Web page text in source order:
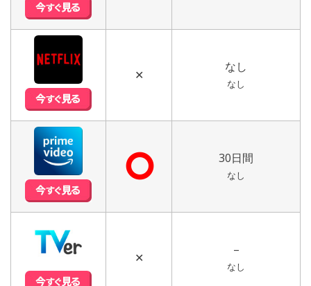
✕
なし
なし
⭘ 30日間
なし
✕
–
なし